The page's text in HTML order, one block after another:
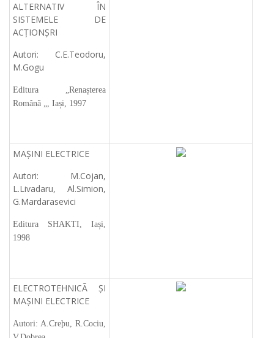
ALTERNATIV ÎN
SISTEMELE DE
ACȚIONȘRI
Autori: C.E.Teodoru,
M.Gogu
Editura „Renașterea
Românã „, Iași, 1997
MAȘINI ELECTRICE
Autori: M.Cojan,
L.Livadaru, Al.Simion,
G.Mardarasevici
Editura SHAKTI, Iași,
1998
ELECTROTEHNICÃ ȘI
MAȘINI ELECTRICE
Autori: A.Creþu, R.Cociu,